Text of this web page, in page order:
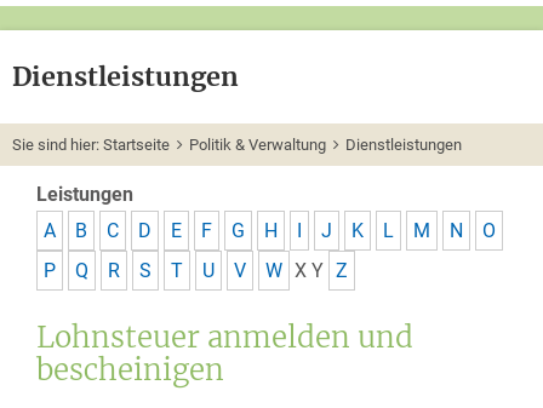
Dienstleistungen
Sie sind hier: Startseite Politik & Verwaltung Dienstleistungen
Leistungen
A
B C D E F G H I J K L M N
O
P
Q R S T U V W X Y Z
Lohnsteuer anmelden und
bescheinigen